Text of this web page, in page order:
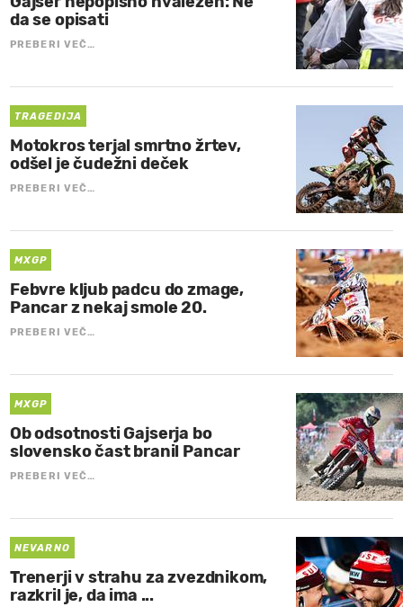
da se opisati
PREBERI VEČ…
TRAGEDIJA
Motokros terjal smrtno žrtev,
odšel je čudežni deček
PREBERI VEČ…
MXGP
Febvre kljub padcu do zmage,
Pancar z nekaj smole 20.
PREBERI VEČ…
MXGP
Ob odsotnosti Gajserja bo
slovensko čast branil Pancar
PREBERI VEČ…
NEVARNO
Trenerji v strahu za zvezdnikom,
razkril je, da ima ...